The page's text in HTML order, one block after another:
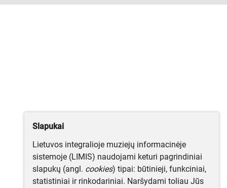
Slapukai
Lietuvos integralioje muziejų informacinėje
sistemoje (LIMIS) naudojami keturi pagrindiniai
slapukų (angl. cookies) tipai: būtinieji, funkciniai,
statistiniai ir rinkodariniai. Naršydami toliau Jūs